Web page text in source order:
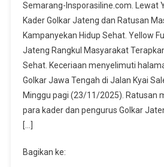
Hidup
Sehat,
Kader
Golkar
Jateng
Bersama
Ratusan
Masyarakat
Semarang-Insporasiline.com. Lewat
Kader Golkar Jateng dan Ratusan
Kampanyekan Hidup Sehat. Yellow
Jateng Rangkul Masyarakat
Sehat. Keceriaan menyelimuti
Golkar Jawa Tengah di Jalan Kyai
Minggu pagi (23/11/2025). Ratusan
para kader dan pengurus Golkar
[…]
Bagikan ke: